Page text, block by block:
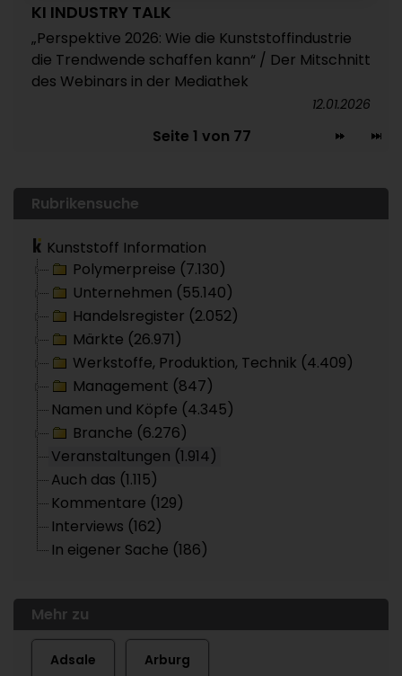
KI INDUSTRY TALK
„Perspektive 2026: Wie die Kunststoffindustrie
die Trendwende schaffen kann“ / Der Mitschnitt
des Webinars in der Mediathek
12.01.2026
Seite 1 von 77
Rubrikensuche
Kunststoff Information
Polymerpreise (7.130)
Unternehmen (55.140)
Handelsregister (2.052)
Märkte (26.971)
Werkstoffe, Produktion, Technik (4.409)
Management (847)
Namen und Köpfe (4.345)
Branche (6.276)
Veranstaltungen (1.914)
Auch das (1.115)
Kommentare (129)
Interviews (162)
In eigener Sache (186)
Mehr zu
Adsale Arburg